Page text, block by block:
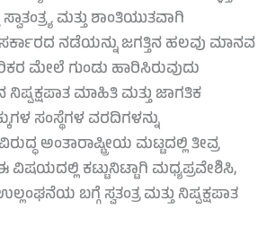
ಮತ್ತು ಶಾಂತಿಯುತವಾಗಿ
ನಡೆಯನ್ನು ಜಗತ್ತಿನ ಹಲವು ಮಾನವ
ಮೇಲೆ ಗುಂಡು ಹಾರಿಸಿರುವುದು
ಮಾಹಿತಿ ಮತ್ತು ಜಾಗತಿಕ
ಸಂಸ್ಥೆಗಳ ವರದಿಗಳನ್ನು
ಅಂತಾರಾಷ್ಟ್ರೀಯ ಮಟ್ಟದಲ್ಲಿ ತೀವ್ರ
ವಿಷಯದಲ್ಲಿ ಕಟ್ಟುನಿಟ್ಟಾಗಿ ಮಧ್ಯಪ್ರವೇಶಿಸಿ,
ಬಗ್ಗೆ ಸ್ವತಂತ್ರ ಮತ್ತು ನಿಷ್ಪಕ್ಷಪಾತ